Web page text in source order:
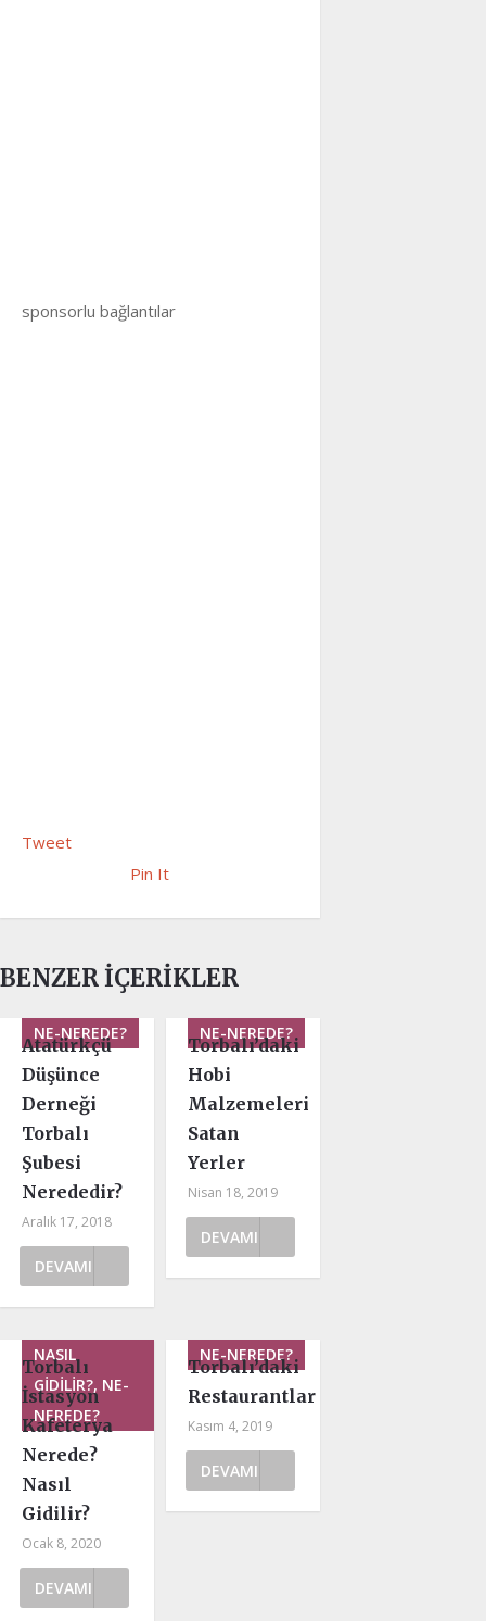
sponsorlu bağlantılar
Tweet
Pin It
BENZER İÇERIKLER
NE-NEREDE?
Atatürkçü
Düşünce
Derneği
Torbalı
Şubesi
Nerededir?
Aralık 17, 2018
DEVAMI
NE-NEREDE?
Torbalı’daki
Hobi
Malzemeleri
Satan
Yerler
Nisan 18, 2019
DEVAMI
NASIL
GIDILIR?, NE-
NEREDE?
Torbalı
İstasyon
Kafeterya
Nerede?
Nasıl
Gidilir?
Ocak 8, 2020
DEVAMI
NE-NEREDE?
Torbalı’daki
Restaurantlar
Kasım 4, 2019
DEVAMI